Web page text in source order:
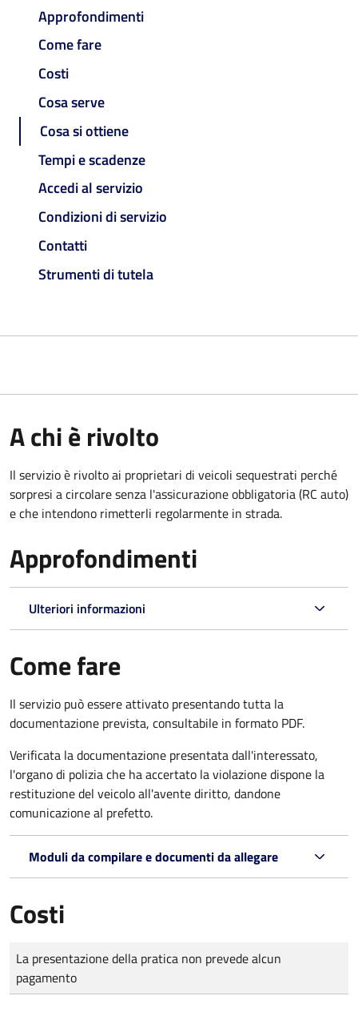
Approfondimenti
Come fare
Costi
Cosa serve
Cosa si ottiene
Tempi e scadenze
Accedi al servizio
Condizioni di servizio
Contatti
Strumenti di tutela
A chi è rivolto
Il servizio è rivolto ai proprietari di veicoli sequestrati perché
sorpresi a circolare senza l'assicurazione obbligatoria (RC auto)
e che intendono rimetterli regolarmente in strada.
Approfondimenti
Ulteriori informazioni
Come fare
Il servizio può essere attivato presentando tutta la
documentazione prevista, consultabile in formato PDF.
Verificata la documentazione presentata dall'interessato,
l'organo di polizia che ha accertato la violazione dispone la
restituzione del veicolo all'avente diritto, dandone
comunicazione al prefetto.
Moduli da compilare e documenti da allegare
Costi
Tipo di pagamento
Importo
La presentazione della pratica non prevede alcun
pagamento